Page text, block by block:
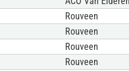
Rouveen
Rouveen
Rouveen
Rouveen